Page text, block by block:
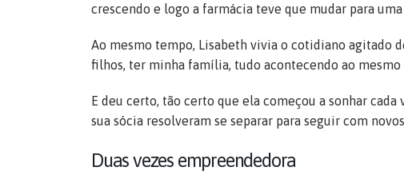
crescendo e logo a farmácia teve que mudar para
Ao mesmo tempo, Lisabeth vivia o cotidiano agitado
filhos, ter minha família, tudo acontecendo ao
E deu certo, tão certo que ela começou a sonhar
sua sócia resolveram se separar para seguir com
Duas vezes empreendedora